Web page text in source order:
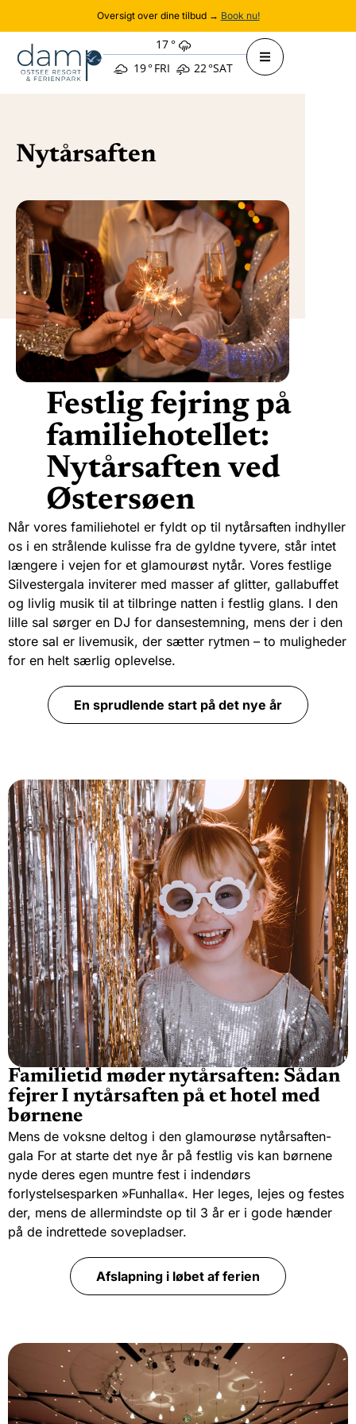
Oversigt over dine tilbud → Book nu!
17°
19°FRI 22°SAT
Nytårsaften
Festlig fejring på
familiehotellet:
Nytårsaften ved
Østersøen
Når vores familiehotel er fyldt op til nytårsaften indhyller
os i en strålende kulisse fra de gyldne tyvere, står intet
længere i vejen for et glamourøst nytår. Vores festlige
Silvestergala inviterer med masser af glitter, gallabuffet
og livlig musik til at tilbringe natten i festlig glans. I den
lille sal sørger en DJ for dansestemning, mens der i den
store sal er livemusik, der sætter rytmen – to muligheder
for en helt særlig oplevelse.
En sprudlende start på det nye år
Familietid møder nytårsaften: Sådan
fejrer I nytårsaften på et hotel med
børnene
Mens de voksne deltog i den glamourøse nytårsaften-
gala For at starte det nye år på festlig vis kan børnene
nyde deres egen muntre fest i indendørs
forlystelsesparken »Funhalla«. Her leges, lejes og festes
der, mens de allermindste op til 3 år er i gode hænder
på de indrettede sovepladser.
Afslapning i løbet af ferien